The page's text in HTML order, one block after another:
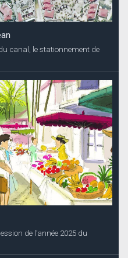
canal, le stationnement de
de l’année 2025 du